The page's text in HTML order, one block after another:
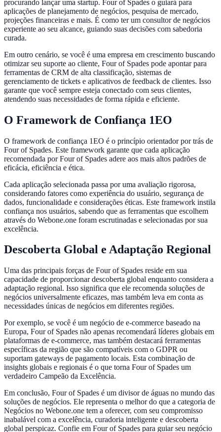
procurando lançar uma startup. Four of Spades o guiará para
aplicações de planejamento de negócios, pesquisa de mercado,
projeções financeiras e mais. É como ter um consultor de negócios
experiente ao seu alcance, guiando suas decisões com sabedoria
curada.
Em outro cenário, se você é uma empresa em crescimento buscando
otimizar seu suporte ao cliente, Four of Spades pode apontar para
ferramentas de CRM de alta classificação, sistemas de
gerenciamento de tickets e aplicativos de feedback de clientes. Isso
garante que você sempre esteja conectado com seus clientes,
atendendo suas necessidades de forma rápida e eficiente.
O Framework de Confiança 1EO
O framework de confiança 1EO é o princípio orientador por trás de
Four of Spades. Este framework garante que cada aplicação
recomendada por Four of Spades adere aos mais altos padrões de
eficácia, eficiência e ética.
Cada aplicação selecionada passa por uma avaliação rigorosa,
considerando fatores como experiência do usuário, segurança de
dados, funcionalidade e considerações éticas. Este framework instila
confiança nos usuários, sabendo que as ferramentas que escolhem
através do Webone.one foram escrutinadas e selecionadas por sua
excelência.
Descoberta Global e Adaptação Regional
Uma das principais forças de Four of Spades reside em sua
capacidade de proporcionar descoberta global enquanto considera a
adaptação regional. Isso significa que ele recomenda soluções de
negócios universalmente eficazes, mas também leva em conta as
necessidades únicas de negócios em diferentes regiões.
Por exemplo, se você é um negócio de e-commerce baseado na
Europa, Four of Spades não apenas recomendará líderes globais em
plataformas de e-commerce, mas também destacará ferramentas
específicas da região que são compatíveis com o GDPR ou
suportam gateways de pagamento locais. Esta combinação de
insights globais e regionais é o que torna Four of Spades um
verdadeiro Campeão da Excelência.
Em conclusão, Four of Spades é um divisor de águas no mundo das
soluções de negócios. Ele representa o melhor do que a categoria de
Negócios no Webone.one tem a oferecer, com seu compromisso
inabalável com a excelência, curadoria inteligente e descoberta
global perspicaz. Confie em Four of Spades para guiar seu negócio